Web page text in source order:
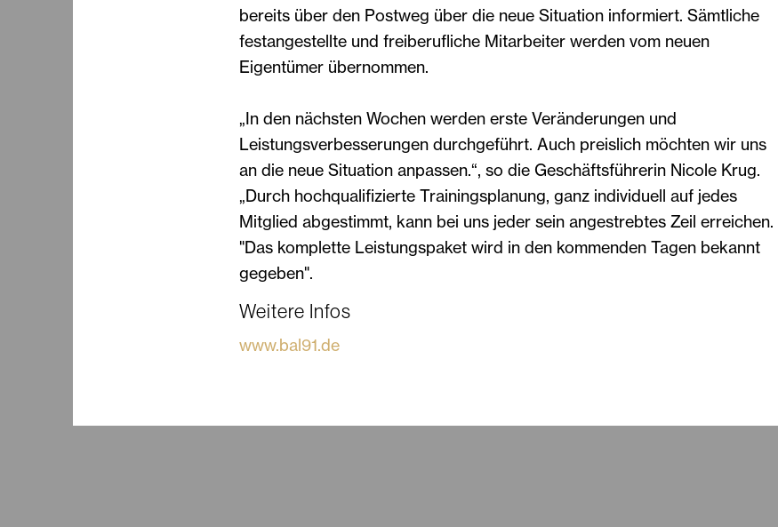
bereits über den Postweg über die neue Situation informiert. Sämtliche
festangestellte und freiberufliche Mitarbeiter werden vom neuen
Eigentümer übernommen.
„In den nächsten Wochen werden erste Veränderungen und
Leistungsverbesserungen durchgeführt. Auch preislich möchten wir uns
an die neue Situation anpassen.“, so die Geschäftsführerin Nicole Krug.
„Durch hochqualifizierte Trainingsplanung, ganz individuell auf jedes
Mitglied abgestimmt, kann bei uns jeder sein angestrebtes Zeil erreichen.
"Das komplette Leistungspaket wird in den kommenden Tagen bekannt
gegeben".
Weitere Infos
www.bal91.de